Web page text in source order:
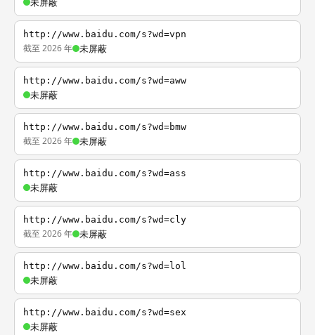
http://www.baidu.com/s?wd=vpn
截至 2026 年 未屏蔽
http://www.baidu.com/s?wd=aww
未屏蔽
http://www.baidu.com/s?wd=bmw
截至 2026 年 未屏蔽
http://www.baidu.com/s?wd=ass
未屏蔽
http://www.baidu.com/s?wd=cly
截至 2026 年 未屏蔽
http://www.baidu.com/s?wd=lol
未屏蔽
http://www.baidu.com/s?wd=sex
未屏蔽